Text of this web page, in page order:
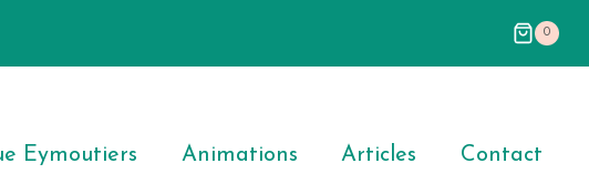
0
Eymoutiers Animations Articles Contact